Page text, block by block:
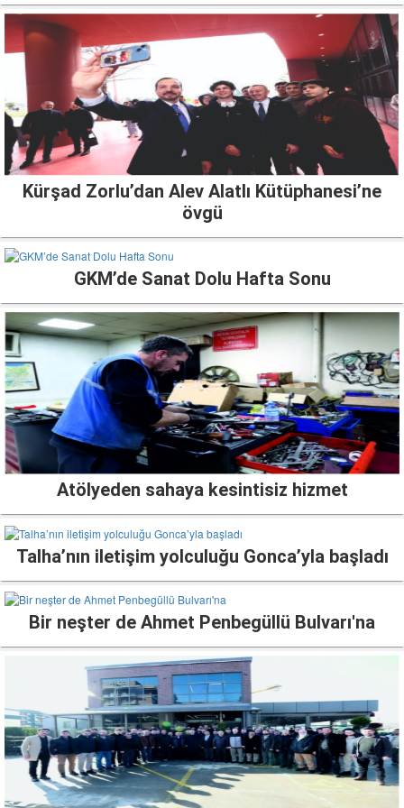
Kürşad Zorlu’dan Alev Alatlı Kütüphanesi’ne
övgü
GKM’de Sanat Dolu Hafta Sonu
Atölyeden sahaya kesintisiz hizmet
Talha’nın iletişim yolculuğu Gonca’yla başladı
Bir neşter de Ahmet Penbegüllü Bulvarı'na